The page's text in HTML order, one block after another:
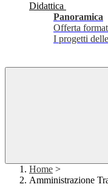
Didattica
Panoramica
Offerta
I progetti
Home >
Amministrazione